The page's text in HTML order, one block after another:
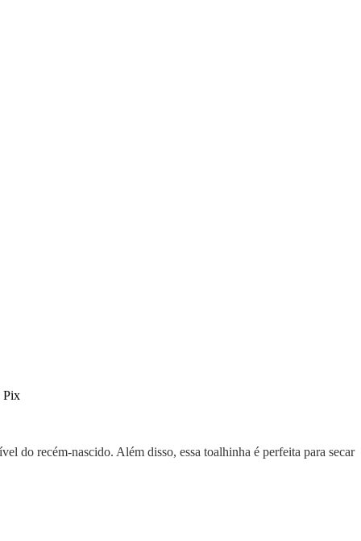
Pix
do recém-nascido. Além disso, essa toalhinha é perfeita para secar